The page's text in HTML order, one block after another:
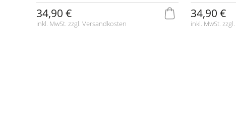
34,90 €
inkl. MwSt. zzgl. Versandkosten
34,90 €
inkl. MwSt. zzgl.